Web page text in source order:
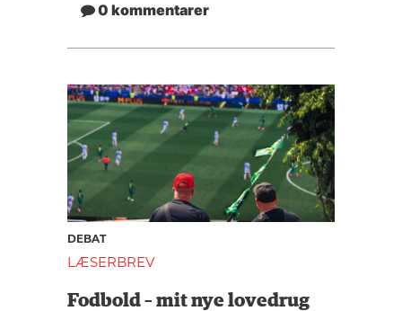
0 kommentarer
DEBAT
LÆSERBREV
Fodbold – mit nye lovedrug